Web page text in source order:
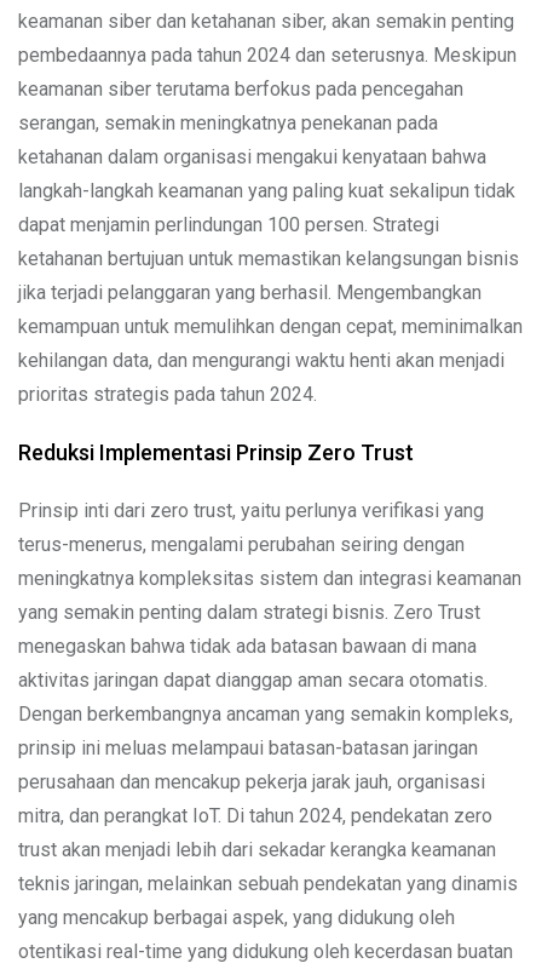
keamanan siber dan ketahanan siber, akan semakin penting
pembedaannya pada tahun 2024 dan seterusnya. Meskipun
keamanan siber terutama berfokus pada pencegahan
serangan, semakin meningkatnya penekanan pada
ketahanan dalam organisasi mengakui kenyataan bahwa
langkah-langkah keamanan yang paling kuat sekalipun tidak
dapat menjamin perlindungan 100 persen. Strategi
ketahanan bertujuan untuk memastikan kelangsungan bisnis
jika terjadi pelanggaran yang berhasil. Mengembangkan
kemampuan untuk memulihkan dengan cepat, meminimalkan
kehilangan data, dan mengurangi waktu henti akan menjadi
prioritas strategis pada tahun 2024.
Reduksi Implementasi Prinsip Zero Trust
Prinsip inti dari zero trust, yaitu perlunya verifikasi yang
terus-menerus, mengalami perubahan seiring dengan
meningkatnya kompleksitas sistem dan integrasi keamanan
yang semakin penting dalam strategi bisnis. Zero Trust
menegaskan bahwa tidak ada batasan bawaan di mana
aktivitas jaringan dapat dianggap aman secara otomatis.
Dengan berkembangnya ancaman yang semakin kompleks,
prinsip ini meluas melampaui batasan-batasan jaringan
perusahaan dan mencakup pekerja jarak jauh, organisasi
mitra, dan perangkat IoT. Di tahun 2024, pendekatan zero
trust akan menjadi lebih dari sekadar kerangka keamanan
teknis jaringan, melainkan sebuah pendekatan yang dinamis
yang mencakup berbagai aspek, yang didukung oleh
otentikasi real-time yang didukung oleh kecerdasan buatan